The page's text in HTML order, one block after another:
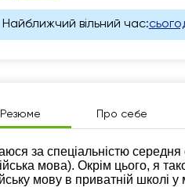
Найближчий вільний час:
Резюме Про себе
за спеціальністю середня
мова). Окрім цього, я
мову в приватній школі у